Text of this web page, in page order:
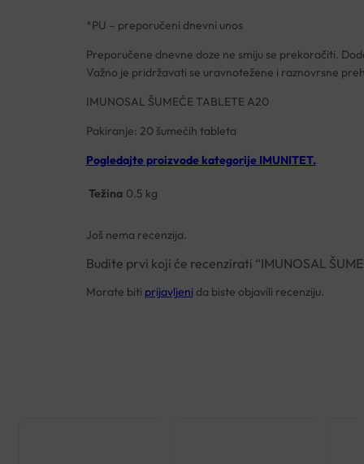
*PU – preporučeni dnevni unos
Preporučene dnevne doze ne smiju se prekoračiti.
Važno je pridržavati se uravnotežene i raznovrsne
IMUNOSAL ŠUMEĆE TABLETE A20
Pakiranje: 20 šumećih tableta
Pogledajte proizvode kategorije IMUNITET.
Težina 0.5 kg
Još nema recenzija.
Budite prvi koji će recenzirati “IMUNOSAL
Morate biti prijavljeni da biste objavili recenziju.